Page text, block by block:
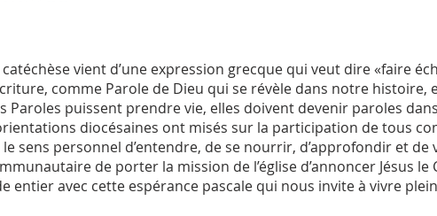
vient d’une expression grecque qui veut dire «faire
comme Parole de Dieu qui se révèle dans notre histoire,
Paroles puissent prendre vie, elles doivent devenir paroles
diocésaines ont misés sur la participation de tous
sens personnel d’entendre, de se nourrir, d’approfondir et de
de porter la mission de l’église d’annoncer Jésus le
entier avec cette espérance pascale qui nous invite à vivre